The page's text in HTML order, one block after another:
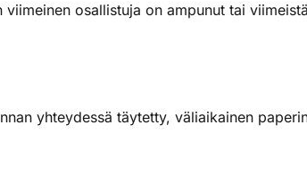
osallistuja on ampunut tai
yhteydessä täytetty, väliaikainen